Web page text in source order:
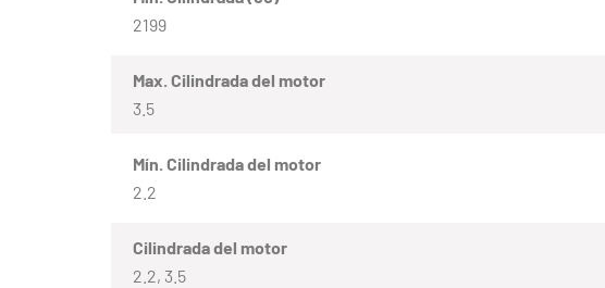
2199
Max. Cilindrada del motor
3.5
Mín. Cilindrada del motor
2.2
Cilindrada del motor
2.2, 3.5